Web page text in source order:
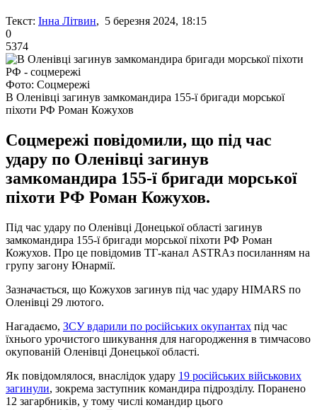
Текст: Інна Літвин, 5 березня 2024, 18:15
0
5374
Фото: Соцмережі
В Оленівці загинув замкомандира 155-ї бригади морської
піхоти РФ Роман Кожухов
Соцмережі повідомили, що під час
удару по Оленівці загинув
замкомандира 155-ї бригади морської
піхоти РФ Роман Кожухов.
Під час удару по Оленівці Донецької області загинув
замкомандира 155-ї бригади морської піхоти РФ Роман
Кожухов. Про це повідомив ТГ-канал ASTRAз посиланням на
групу загону Юнармії.
Зазначається, що Кожухов загинув під час удару HIMARS по
Оленівці 29 лютого.
Нагадаємо, ЗСУ вдарили по російських окупантах під час
їхнього урочистого шикування для нагородження в тимчасово
окупованій Оленівці Донецької області.
Як повідомлялося, внаслідок удару 19 російських військових
загинули, зокрема заступник командира підрозділу. Поранено
12 загарбників, у тому числі командир цього